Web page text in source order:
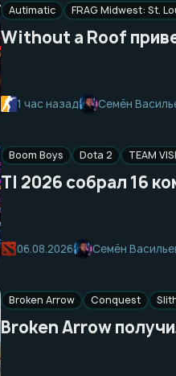
Autimatic FRAG Midwest: St.
Without a Roof
1 час назад Семён
Boom Boys Dota 2 TEAM
TI 2026 собрал 16
06.08.2026 Семён
Broken Arrow Conquest
Broken Arrow